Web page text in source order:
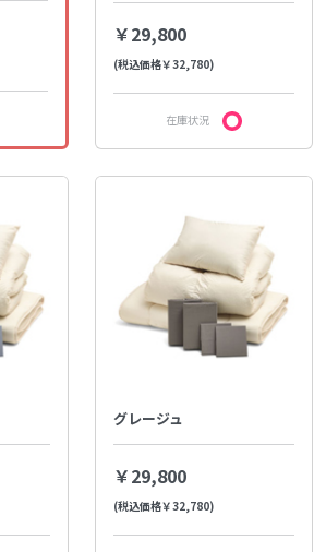
￥29,800
(税込価格￥32,780)
在庫状況
グレージュ
￥29,800
(税込価格￥32,780)